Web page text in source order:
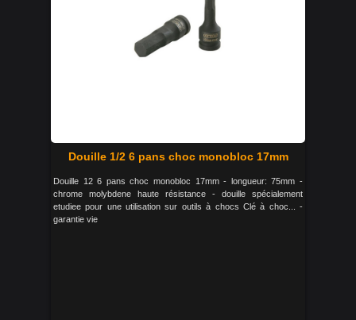
Douille 1/2 6 pans choc monobloc 17mm
Douille 12 6 pans choc monobloc 17mm - longueur: 75mm -
chrome molybdene haute résistance - douille spécialement
etudiee pour une utilisation sur outils à chocs Clé à choc... -
garantie vie